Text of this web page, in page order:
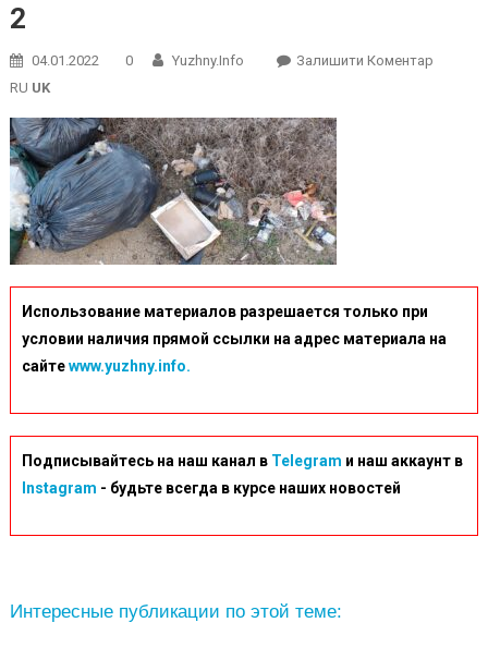
2
04.01.2022 0 Yuzhny.info Залишити КоментарOn
RU UK
Использование материалов разрешается только при
условии наличия прямой ссылки на адрес материала на
сайтеwww.yuzhny.info.
Подписывайтесь на наш канал в Telegram и наш аккаунт в
Instagram - будьте всегда в курсе наших новостей
Интересные публикации по этой теме: